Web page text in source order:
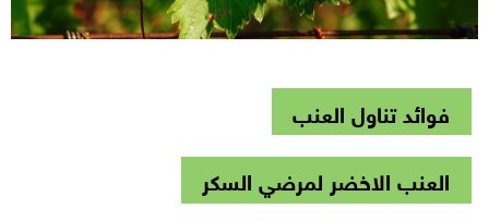
فوائد تناول العنب
العنب الاخضر لمرضي السكر